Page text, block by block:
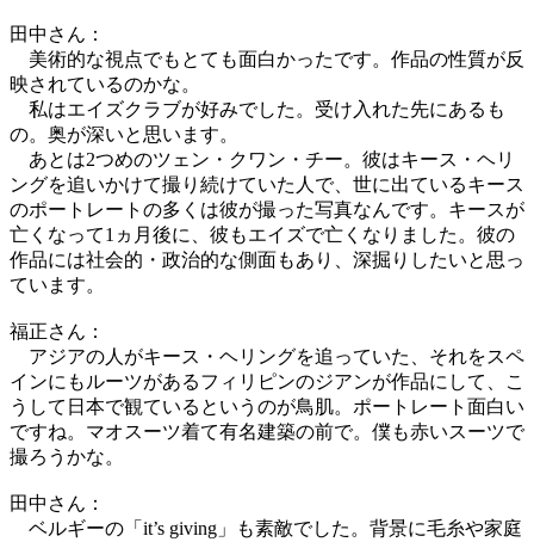
田中さん：
美術的な視点でもとても面白かったです。作品の性質が反
映されているのかな。
私はエイズクラブが好みでした。受け入れた先にあるも
の。奥が深いと思います。
あとは2つめのツェン・クワン・チー。彼はキース・ヘリ
ングを追いかけて撮り続けていた人で、世に出ているキース
のポートレートの多くは彼が撮った写真なんです。キースが
亡くなって1ヵ月後に、彼もエイズで亡くなりました。彼の
作品には社会的・政治的な側面もあり、深掘りしたいと思っ
ています。
福正さん：
アジアの人がキース・ヘリングを追っていた、それをスペ
インにもルーツがあるフィリピンのジアンが作品にして、こ
うして日本で観ているというのが鳥肌。ポートレート面白い
ですね。マオスーツ着て有名建築の前で。僕も赤いスーツで
撮ろうかな。
田中さん：
ベルギーの「it’s giving」も素敵でした。背景に毛糸や家庭